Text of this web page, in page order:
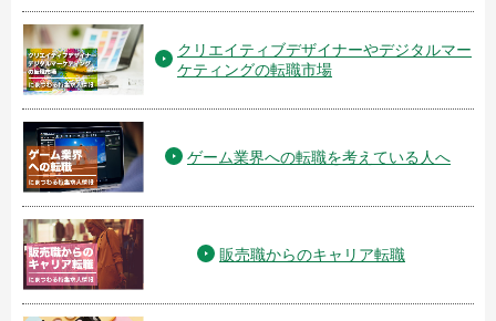
クリエイティブデザイナーやデジタルマー
ケティングの転職市場
ゲーム業界への転職を考えている人へ
販売職からのキャリア転職